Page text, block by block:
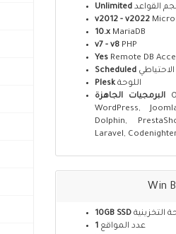
Unlimited القواعد
v2012 - v2022
10.xMariaDB
v7 - v8PHP
YesRemote DB
Scheduled
Plesk اللوحة
البرمجيات الجاهزة
WordPress,
Dolphin,
Laravel,
Win
10GB SSD التخزينية
1 عدد المواقع